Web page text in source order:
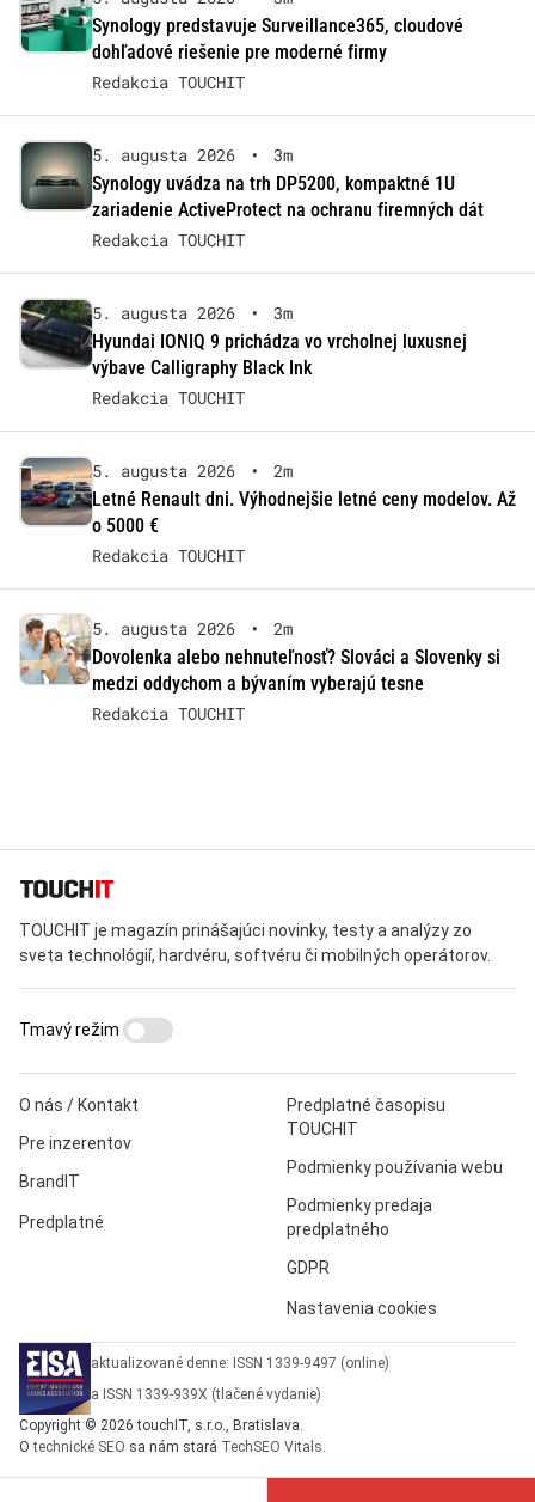
Synology predstavuje Surveillance365, cloudové
dohľadové riešenie pre moderné firmy
Redakcia TOUCHIT
5. augusta 2026 •
3m
Synology uvádza na trh DP5200, kompaktné 1U
zariadenie ActiveProtect na ochranu firemných dát
Redakcia TOUCHIT
5. augusta 2026 •
3m
Hyundai IONIQ 9 prichádza vo vrcholnej luxusnej
výbave Calligraphy Black Ink
Redakcia TOUCHIT
5. augusta 2026 •
2m
Letné Renault dni. Výhodnejšie letné ceny modelov. Až
o 5000 €
Redakcia TOUCHIT
5. augusta 2026 •
2m
Dovolenka alebo nehnuteľnosť? Slováci a Slovenky si
medzi oddychom a bývaním vyberajú tesne
Redakcia TOUCHIT
TOUCHIT je magazín prinášajúci novinky, testy a analýzy zo
sveta technológií, hardvéru, softvéru či mobilných operátorov.
O nás / Kontakt
Pre inzerentov
BrandIT
Predplatné
Predplatné časopisu
TOUCHIT
Podmienky používania webu
Podmienky predaja
predplatného
GDPR
Nastavenia cookies
Tmavý režim
aktualizované denne: ISSN 1339-9497 (online)
a ISSN 1339-939X (tlačené vydanie)
Copyright © 2026 touchIT, s.r.o., Bratislava.
Otechnické SEO sa nám stará TechSEO Vitals.